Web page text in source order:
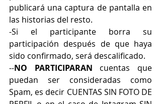
publicará una captura de pantalla en
las historias del resto.
-Si el participante borra su
participación después de que haya
sido confirmado, será descalificado.
--NO PARTICIPARAN cuentas que
puedan ser consideradas como
Spam, es decir CUENTAS SIN FOTO DE